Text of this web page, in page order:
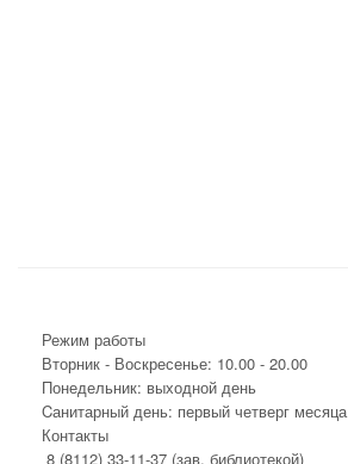
Режим работы
Вторник - Воскресенье: 10.00 - 20.00
Понедельник: выходной день
Cанитарный день: первый четверг месяца
Контакты
8 (8112) 33-11-37 (зав. библиотекой)